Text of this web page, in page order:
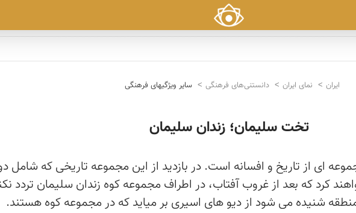
ایران نمای ایران دانستنی‌های فرهنگی سایر ویژگیهای فرهنگی
تخت سلیمان؛ زندان سلیمان
ای از تاریخ و افسانه است. در بازدید از این مجموعه تاریخی که
کرد که بعد از غروب آفتاب، در اطراف مجموعه کوه زندان سلیمان تردد
شنیده می شود از دیو های اسیری بر میاید که در مجموعه کوه هستند.